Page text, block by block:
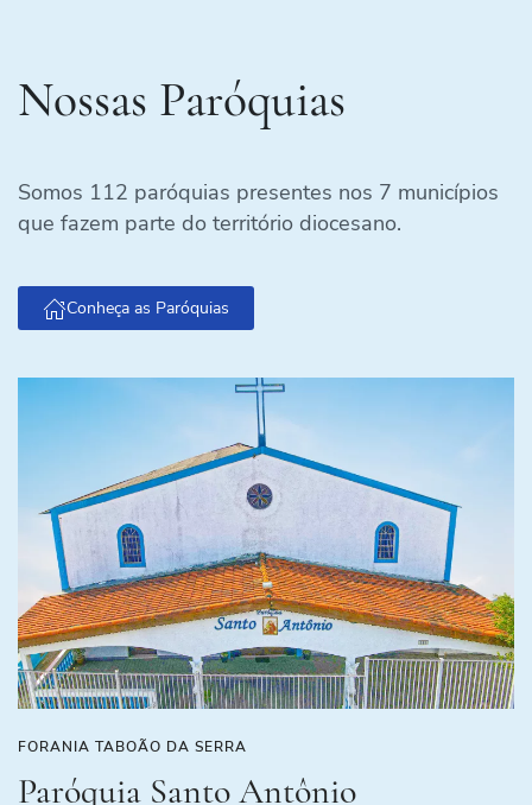
Nossas Paróquias
Somos 112 paróquias presentes nos 7 municípios
que fazem parte do território diocesano.
Conheça as Paróquias
FORANIA TABOÃO DA SERRA
Paróquia Santo Antônio